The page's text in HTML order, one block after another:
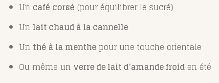
Un café corsé (pour équilibrer le sucré)
Un lait chaud à la cannelle
Un thé à la menthe pour une touche orientale
Ou même un verre de lait d’amande froid en été